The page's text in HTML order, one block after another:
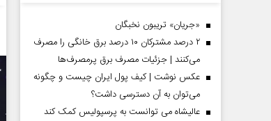
«جریان» تریبون نخبگان
۲ درصد مشترکان ۱۰ درصد برق خانگی را مصرف
می‌کنند | جزئیات مصرف برق پرمصرف‌ها
عکس نوشت | کیف پول ایران چیست و چگونه
می‌توان به آن دسترسی داشت؟
عالیشاه می توانست به پرسپولیس کمک کند